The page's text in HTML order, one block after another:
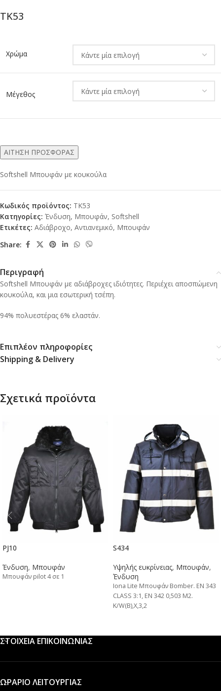
TK53
Χρώμα
Μέγεθος
ΑΙΤΗΣΗ ΠΡΟΣΦΟΡΑΣ
Softshell Μπουφάν με κουκούλα
Κωδικός προϊόντος: TK53
Κατηγορίες: Ένδυση, Μπουφάν, Softshell
Ετικέτες: Αδιάβροχο, Αντιανεμικό, Μπουφάν
Share:
Περιγραφή
Softshell Μπουφάν με αδιάβροχες ιδιότητες. Περιέχει αποσπώμενη
κουκούλα, και μια εσωτερική τσέπη.
94% πολυεστέρας 6% ελαστάν.
Επιπλέον πληροφορίες
Shipping & Delivery
Σχετικά προϊόντα
PJ10
Ένδυση, Μπουφάν
Μπουφάν pilot 4 σε 1
S434
Υψηλής ευκρίνειας, Μπουφάν,
Ένδυση
Iona Lite Μπουφάν Bomber. EN 343
CLASS 3:1, EN 342 0,503 M2.
K/W(B),X,3,2
ΣΤΟΙΧΕΙΑ ΕΠΙΚΟΙΝΩΝΙΑΣ
ΩΡΑΡΙΟ ΛΕΙΤΟΥΡΓΙΑΣ